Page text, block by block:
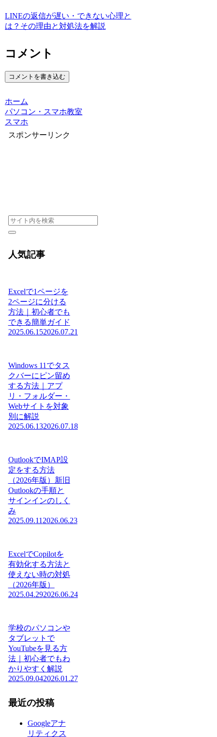
LINEの返信が遅い・できない心理と
は？その理由と対処法を解説
コメント
コメントを書き込む
ホーム
パソコン・スマホ教室
スマホ
スポンサーリンク
人気記事
Excelで1ページを
2ページに分ける
方法｜初心者でも
できる簡単ガイド
2025.06.152026.07.21
Windows 11でタス
クバーにピン留め
する方法｜アプ
リ・フォルダー・
Webサイトを対象
別に解説
2025.06.132026.07.18
OutlookでIMAP設
定をする方法
（2026年版）新旧
Outlookの手順と
サインインのしく
み
2025.09.11 2026.06.23
ExcelでCopilotを
有効化する方法と
使えない時の対処
（2026年版）
2025.04.292026.06.24
学校のパソコンや
タブレットで
YouTubeを見る方
法｜初心者でもわ
かりやすく解説
2025.09.042026.01.27
最近の投稿
Googleアナ
リティクス